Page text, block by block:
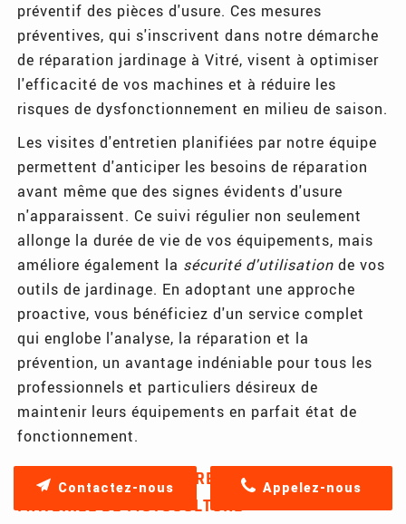
préventif des pièces d'usure. Ces mesures
préventives, qui s'inscrivent dans notre démarche
de réparation jardinage à Vitré, visent à optimiser
l'efficacité de vos machines et à réduire les
risques de dysfonctionnement en milieu de saison.
Les visites d'entretien planifiées par notre équipe
permettent d'anticiper les besoins de réparation
avant même que des signes évidents d'usure
n'apparaissent. Ce suivi régulier non seulement
allonge la durée de vie de vos équipements, mais
améliore également la sécurité d'utilisation de vos
outils de jardinage. En adoptant une approche
proactive, vous bénéficiez d'un service complet
qui englobe l'analyse, la réparation et la
prévention, un avantage indéniable pour tous les
professionnels et particuliers désireux de
maintenir leurs équipements en parfait état de
fonctionnement.
SOLUTIONS SUR MESURE POUR VOTRE
MATÉRIEL DE MOTOCULTURE
Appelez-nous
Contactez-nous